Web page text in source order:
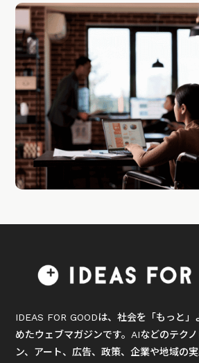
IDEAS FOR GOODは、社会を「もっと」
めたウェブマガジンです。AIなどのテク
ン、アート、広告、政策、企業や地域の